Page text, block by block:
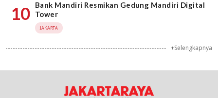
10
Bank Mandiri Resmikan Gedung Mandiri Digital
Tower
JAKARTA
+Selengkapnya